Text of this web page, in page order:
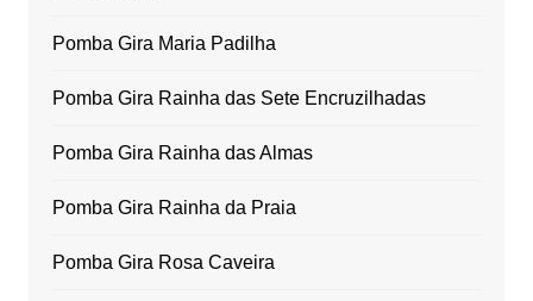
Pomba Gira Maria Padilha
Pomba Gira Rainha das Sete Encruzilhadas
Pomba Gira Rainha das Almas
Pomba Gira Rainha da Praia
Pomba Gira Rosa Caveira